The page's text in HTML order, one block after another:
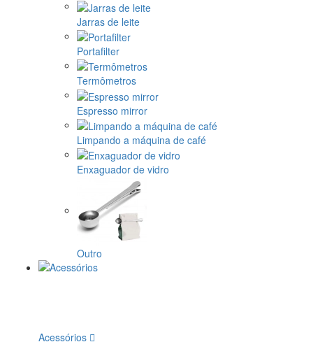
Jarras de leite
Portafilter
Termômetros
Espresso mirror
Limpando a máquina de café
Enxaguador de vidro
Outro
Acessórios